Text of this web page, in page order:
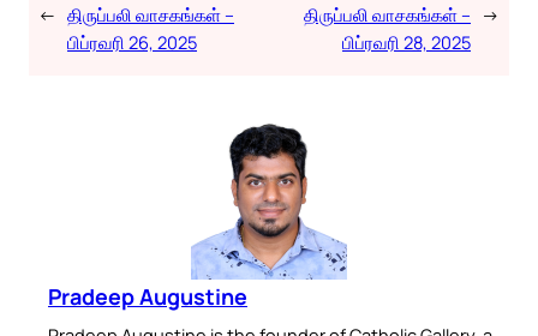
← திருப்பலி வாசகங்கள் –
பிப்ரவரி 26, 2025
திருப்பலி வாசகங்கள் –
பிப்ரவரி 28, 2025
→
Pradeep Augustine